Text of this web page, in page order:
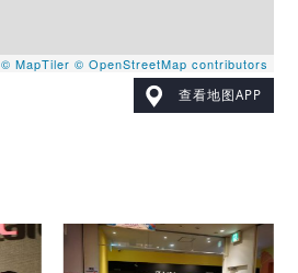
© MapTiler © OpenStreetMap contributors
查看地图APP